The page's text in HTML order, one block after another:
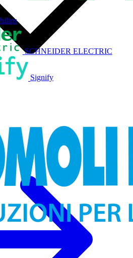
SCHNEIDER ELECTRIC
Signify